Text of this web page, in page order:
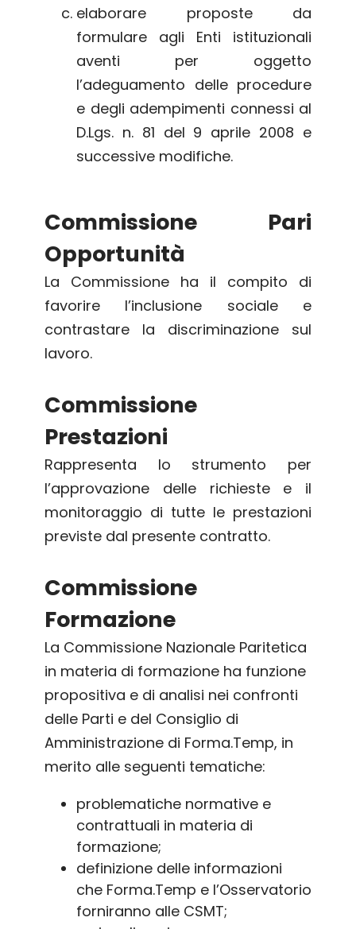
elaborare proposte da
formulare agli Enti istituzionali
aventi per oggetto
l’adeguamento delle procedure
e degli adempimenti connessi al
D.Lgs. n. 81 del 9 aprile 2008 e
successive modifiche.
Commissione Pari
Opportunità
La Commissione ha il compito di
favorire l’inclusione sociale e
contrastare la discriminazione sul
lavoro.
Commissione
Prestazioni
Rappresenta lo strumento per
l’approvazione delle richieste e il
monitoraggio di tutte le prestazioni
previste dal presente contratto.
Commissione
Formazione
La Commissione Nazionale Paritetica
in materia di formazione ha funzione
propositiva e di analisi nei confronti
delle Parti e del Consiglio di
Amministrazione di Forma.Temp, in
merito alle seguenti tematiche:
problematiche normative e
contrattuali in materia di
formazione;
definizione delle informazioni
che Forma.Temp e l’Osservatorio
forniranno alle CSMT;